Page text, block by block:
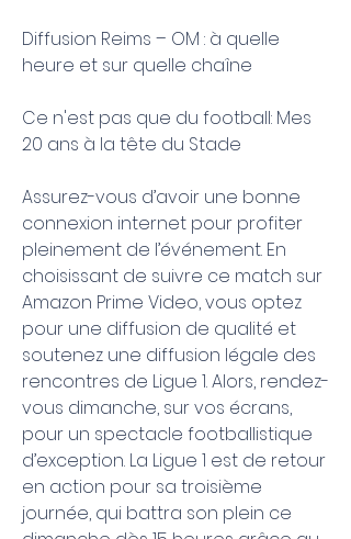
Diffusion Reims – OM : à quelle
heure et sur quelle chaîne
Ce n'est pas que du football: Mes
20 ans à la tête du Stade
Assurez-vous d’avoir une bonne
connexion internet pour profiter
pleinement de l’événement. En
choisissant de suivre ce match sur
Amazon Prime Video, vous optez
pour une diffusion de qualité et
soutenez une diffusion légale des
rencontres de Ligue 1. Alors, rendez-
vous dimanche, sur vos écrans,
pour un spectacle footballistique
d’exception. La Ligue 1 est de retour
en action pour sa troisième
journée, qui battra son plein ce